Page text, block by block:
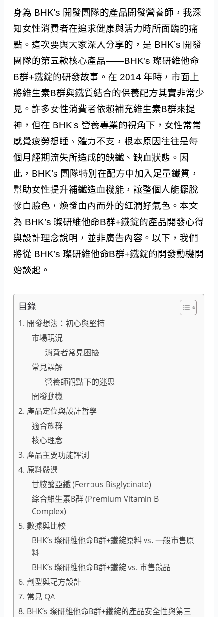
身為 BHK’s 開發團隊的產品開發營養師，我深
知女性消費者在追求健康與活力時所面臨的痛
點。這次要與大家深入分享的，是 BHK’s 開發
團隊的第五款核心產品——BHK’s 璨研維他命
B群+鐵錠的研發故事。在 2014 年時，市面上
將維生素B群與鐵質結合的保養配方其實非常少
見。許多女性消費者依賴補充維生素B群來提
神，但在 BHK’s 營養專業的視角下，女性常常
感覺疲勞想睡、體力不支，根本原因往往是每
個月經期流失所造成的缺鐵、缺血狀態。因
此，BHK’s 團隊特別在配方中加入足量鐵質，
幫助女性提升補鐵造血機能，讓整個人能擺脫
慘白臉色，煥發由內而外的紅潤好氣色。本文
為 BHK’s 璨研維他命B群+鐵錠的產品開發心得
與設計理念說明，並非廣告內容。以下，我們
將從 BHK’s 璨研維他命B群+鐵錠的開發動機開
始談起。
目錄
1. 開發想法：初心與堅持
市場現況
消費者常見困擾
常見誤解
營養師觀點下的迷思
開發動機
2. 產品定位與設計哲學
適合族群
核心理念
3. 產品主要功能評測
4. 原料嚴選
甘胺酸亞鐵 (Ferrous Bisglycinate)
綜合維生素B群 (Premium Vitamin B
Complex)
5. 數據與比較
BHK’s 璨研維他命B群+鐵錠原料 vs. 一般市售原
料
BHK’s 璨研維他命B群+鐵錠 vs. 市售競品
6. 劑型與配方設計
7. 常見 QA
8. BHK’s 璨研維他命B群+鐵錠的產品安全性與第三